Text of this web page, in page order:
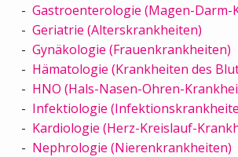
Gastroenterologie (Magen-Darm-
Geriatrie (Alterskrankheiten)
Gynäkologie (Frauenkrankheiten)
Hämatologie (Krankheiten des
HNO (Hals-Nasen-Ohren-
Infektiologie
Kardiologie (Herz-Kreislauf-
Nephrologie (Nierenkrankheiten)